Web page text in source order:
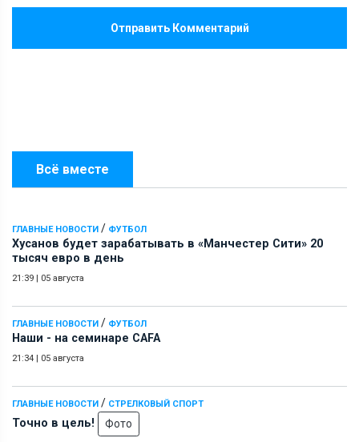
Всё вместе
ГЛАВНЫЕ НОВОСТИ / ФУТБОЛ
Хусанов будет зарабатывать в «Манчестер Сити» 20
тысяч евро в день
21:39 | 05 августа
ГЛАВНЫЕ НОВОСТИ / ФУТБОЛ
Наши - на семинаре СAFA
21:34 | 05 августа
ГЛАВНЫЕ НОВОСТИ / СТРЕЛКОВЫЙ СПОРТ
Точно в цель! Фото
Отправить Комментарий